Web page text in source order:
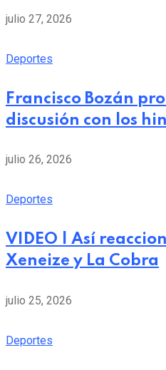
julio 27, 2026
Deportes
Francisco Bozán
discusión con los
julio 26, 2026
Deportes
VIDEO | Así
Xeneize y La Cobra
julio 25, 2026
Deportes